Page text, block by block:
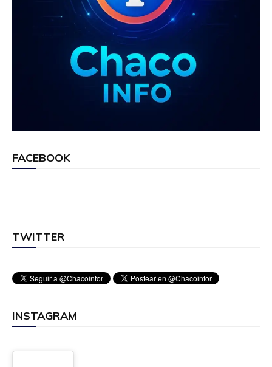
FACEBOOK
TWITTER
INSTAGRAM